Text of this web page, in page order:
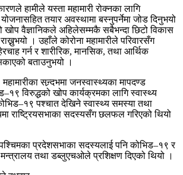
हामीले यस्ता महामारी रोक्नका लागि
तयार अवस्थामा बस्नुपर्नेमा जोड दिनुभयो
खोप वैज्ञानिकले अहिलेसम्मकै सबैभन्दा छिटो विकास
। उहाँले कोरोना महामारीले परिवारसँग
गर्न र शारीरिक, मानसिक, तथा आर्थिक
बताउनुभयो ।
सन्र्दभमा जनस्वास्थ्यका मापदण्ड
विरुद्धको खोप कार्यक्रमका लागि स्वास्थ्य
पश्चात देखिने स्वास्थ्य समस्या तथा
राष्ट्रियसभाका सदस्यसँग छलफल गरिएको थियो
प्रदेशसभाका सदस्यलाई पनि कोभिड–१९ र
तथा डब्लुएचओले प्रशिक्षण दिएको थियो ।